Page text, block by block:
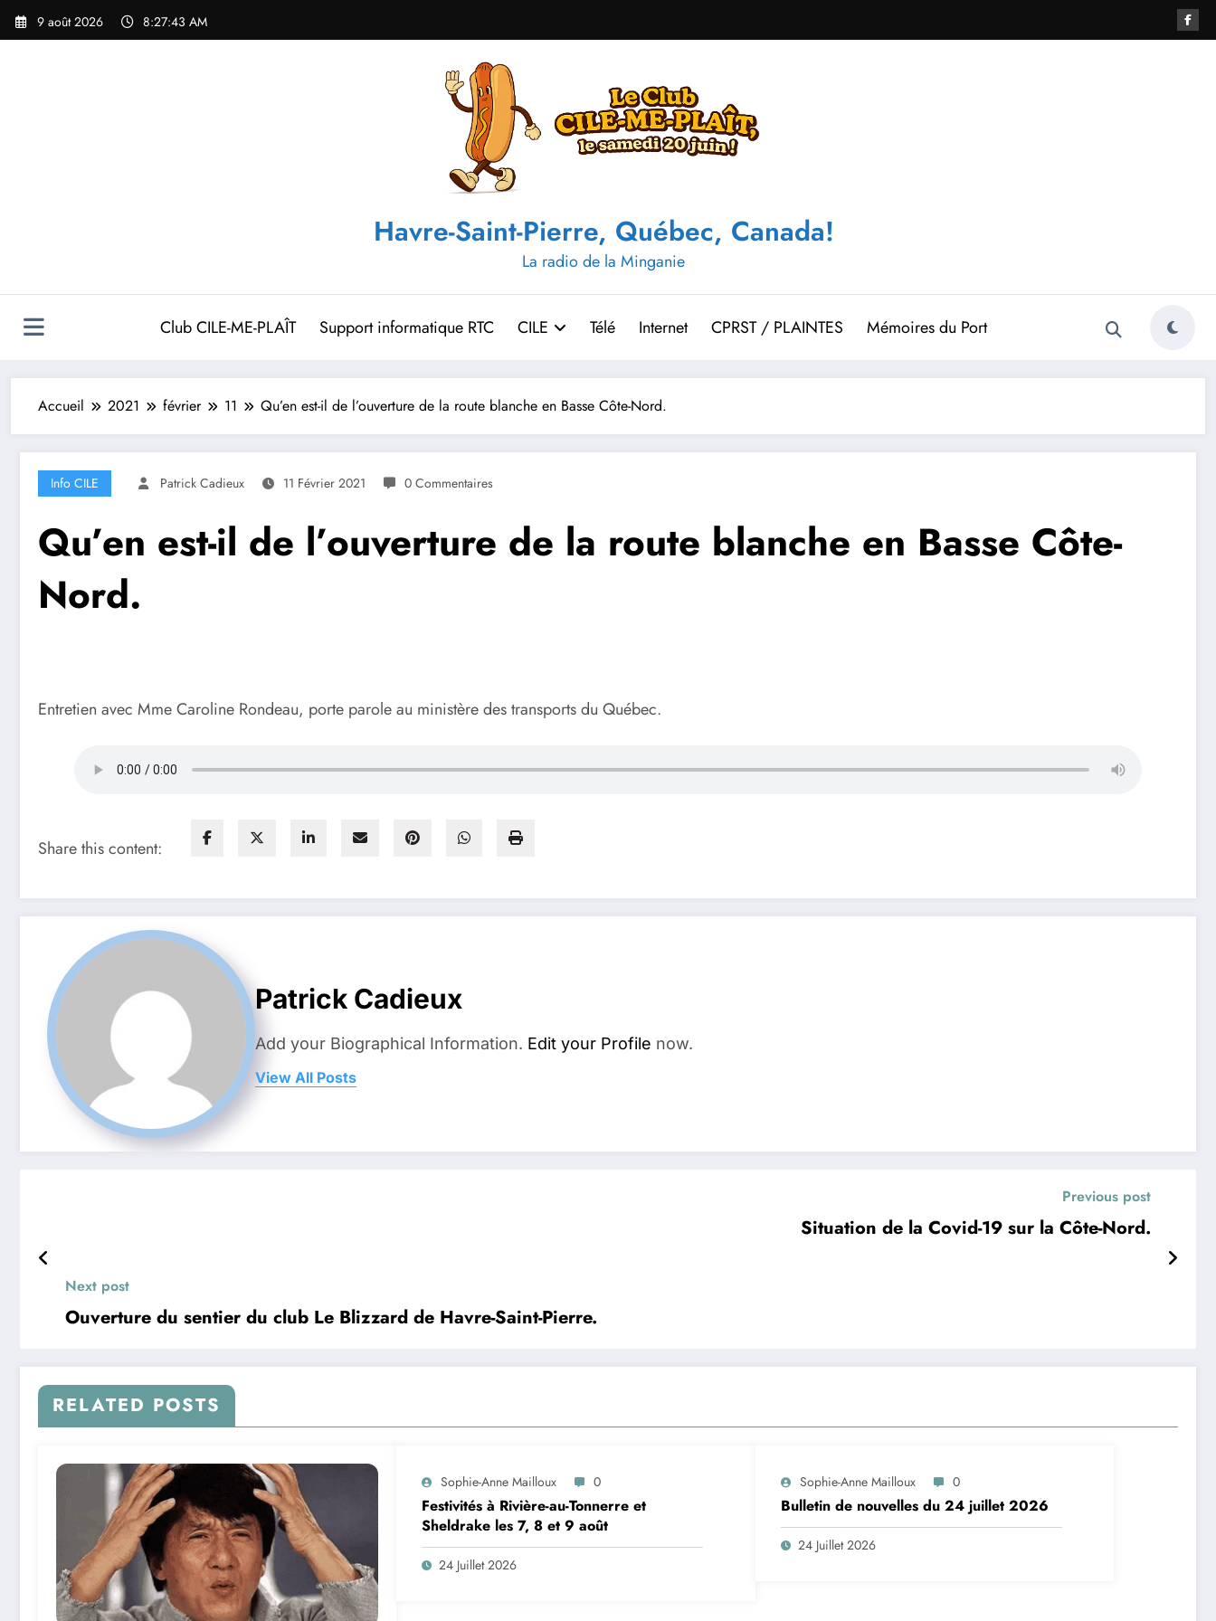
Aller
9 août 2026 8:27:44 AM
Havre-Saint-Pierre, Québec, Canada!
La radio de la Minganie
Club CILE-ME-PLAÎT Support informatique RTC CILE Télé Internet CPRST / PLAINTES Mémoires du Port
Accueil 2021 février 11 Qu’en est-il de l’ouverture de la route blanche en Basse Côte-Nord.
Info CILE Patrick Cadieux 11 Février 2021 0 Commentaires
Qu’en est-il de l’ouverture de la route blanche en Basse Côte-
Nord.
Entretien avec Mme Caroline Rondeau, porte parole au ministère des transports du Québec.
Share this content:
Patrick Cadieux
Add your Biographical Information. Edit your Profile now.
View All Posts
Previous post
Situation de la Covid-19 sur la Côte-Nord.
Next post
Ouverture du sentier du club Le Blizzard de Havre-Saint-Pierre.
RELATED POSTS
Sophie-Anne Mailloux 0
Festivités à Rivière-au-Tonnerre et
Sheldrake les 7, 8 et 9 août
24 Juillet 2026
Sophie-Anne Mailloux 0
Bulletin de nouvelles du 24 juillet 2026
24 Juillet 2026